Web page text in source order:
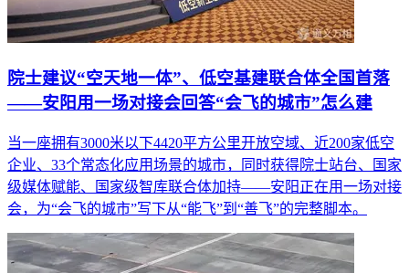
院士建议“空天地一体”、低空基建联合体全国首落
——安阳用一场对接会回答“会飞的城市”怎么建
当一座拥有3000米以下4420平方公里开放空域、近200家低空
企业、33个常态化应用场景的城市，同时获得院士站台、国家
级媒体赋能、国家级智库联合体加持——安阳正在用一场对接
会，为“会飞的城市”写下从“能飞”到“善飞”的完整脚本。